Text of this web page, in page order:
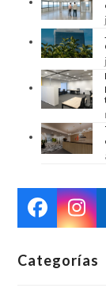
Categorías